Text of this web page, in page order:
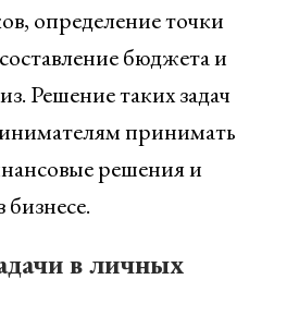
определение точки
бюджета и
Решение таких задач
принимать
решения и
бизнесе.
в личных